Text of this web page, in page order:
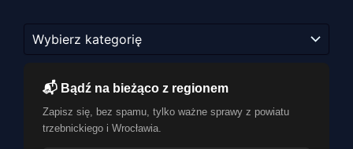
📬 Bądź na bieżąco z regionem
Zapisz się, bez spamu, tylko ważne sprawy z powiatu
trzebnickiego i Wrocławia.